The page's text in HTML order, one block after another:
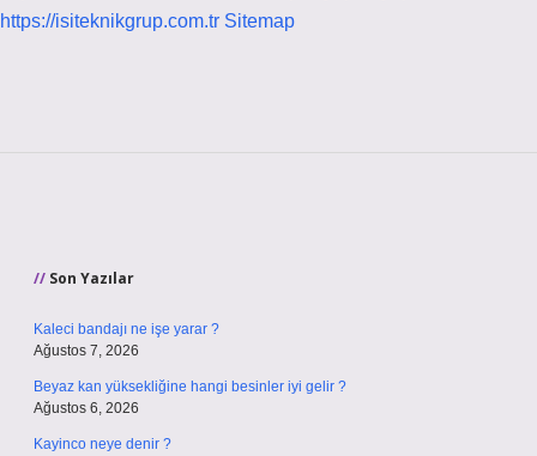
https://isiteknikgrup.com.tr Sitemap
Son Yazılar
Kaleci bandajı ne işe yarar ?
Ağustos 7, 2026
Beyaz kan yüksekliğine hangi besinler iyi gelir ?
Ağustos 6, 2026
Kayinco neye denir ?